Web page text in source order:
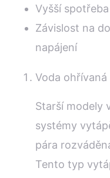
Vyšší
Závislost na
napájení
Voda ohřívaná
Starší modely
systémy
pára
Tento typ